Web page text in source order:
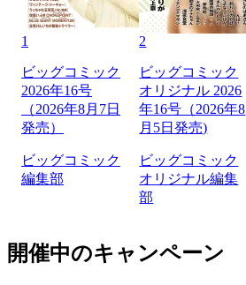
1
ビッグコミック
2026年16号
（2026年8月7日
発売）
ビッグコミック
編集部
2
ビッグコミック
オリジナル 2026
年16号（2026年8
月5日発売)
ビッグコミック
オリジナル編集
部
開催中のキャンペーン